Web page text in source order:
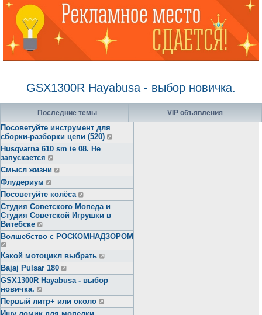
GSX1300R Hayabusa - выбор новичка.
Последние темы
Посоветуйте инструмент для
сборки-разборки цепи (520)
Husqvarna 610 sm ie 08. Не
запускается
Смысл жизни
Флудериум
Посоветуйте колёса
Студия Советского Мопеда и
Студия Советской Игрушки в
Витебске
Волшебство с РОСКОМНАДЗОРОМ
Какой мотоцикл выбрать
Bajaj Pulsar 180
GSX1300R Hayabusa - выбор
новичка.
Первый литр+ или около
VIP объявления